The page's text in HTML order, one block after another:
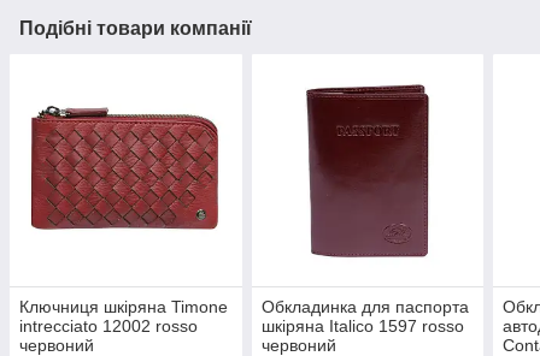
Подібні товари компанії
Ключниця шкіряна Timone
intrecciato 12002 rosso
червоний
Обкладинка для паспорта
шкіряна Italico 1597 rosso
червоний